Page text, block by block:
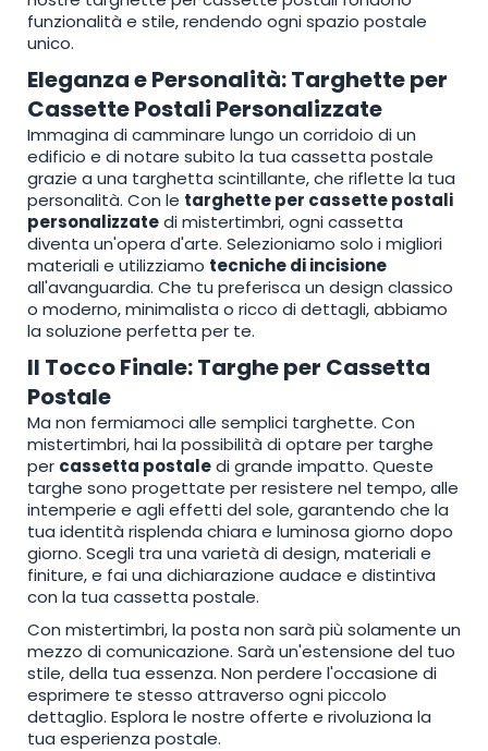
funzionalità e stile, rendendo ogni spazio postale
unico.
Eleganza e Personalità: Targhette per
Cassette Postali Personalizzate
Immagina di camminare lungo un corridoio di un
edificio e di notare subito la tua cassetta postale
grazie a una targhetta scintillante, che riflette la tua
personalità. Con le targhette per cassette postali
personalizzatedi mistertimbri, ogni cassetta
diventa un'opera d'arte. Selezioniamo solo i migliori
materiali e utilizziamo tecniche di incisione
all'avanguardia. Che tu preferisca un design classico
o moderno, minimalista o ricco di dettagli, abbiamo
la soluzione perfetta per te.
Il Tocco Finale: Targhe per Cassetta
Postale
Ma non fermiamoci alle semplici targhette. Con
mistertimbri, hai la possibilità di optare per targhe
per cassetta postaledi grande impatto. Queste
targhe sono progettate per resistere nel tempo, alle
intemperie e agli effetti del sole, garantendo che la
tua identità risplenda chiara e luminosa giorno dopo
giorno. Scegli tra una varietà di design, materiali e
finiture, e fai una dichiarazione audace e distintiva
con la tua cassetta postale.
Con mistertimbri, la posta non sarà più solamente un
mezzo di comunicazione. Sarà un'estensione del tuo
stile, della tua essenza. Non perdere l'occasione di
esprimere te stesso attraverso ogni piccolo
dettaglio. Esplora le nostre offerte e rivoluziona la
tua esperienza postale.